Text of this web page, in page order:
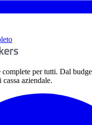
per tutti. Dal
aziendale.